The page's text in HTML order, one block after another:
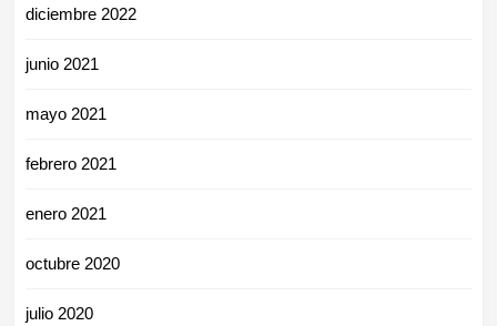
diciembre 2022
junio 2021
mayo 2021
febrero 2021
enero 2021
octubre 2020
julio 2020